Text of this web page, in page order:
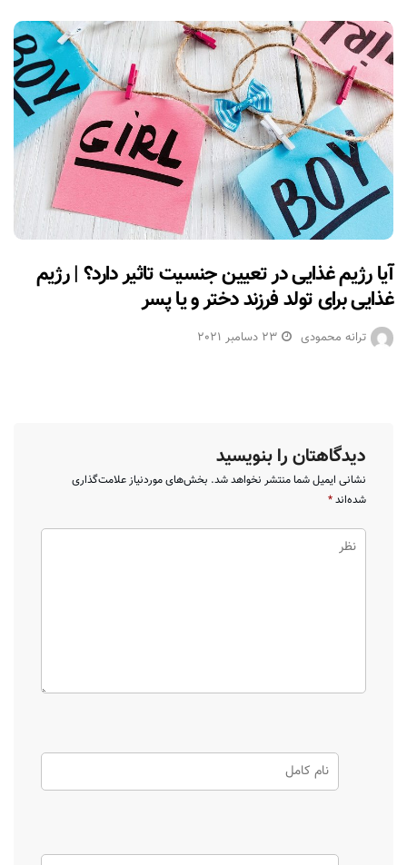
آیا رژیم غذایی در تعیین جنسیت تاثیر دارد؟ | رژیم
غذایی برای تولد فرزند دختر و یا پسر
ترانه محمودی 23 دسامبر 2021
دیدگاهتان را بنویسید
نشانی ایمیل شما منتشر نخواهد شد. بخش‌های موردنیاز علامت‌گذاری
شده‌اند*